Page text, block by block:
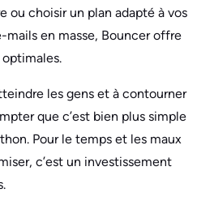
ou choisir un plan adapté à vos
mails en masse, Bouncer offre
les gens et à contourner
que c’est bien plus simple
Pour le temps et les maux
c’est un investissement